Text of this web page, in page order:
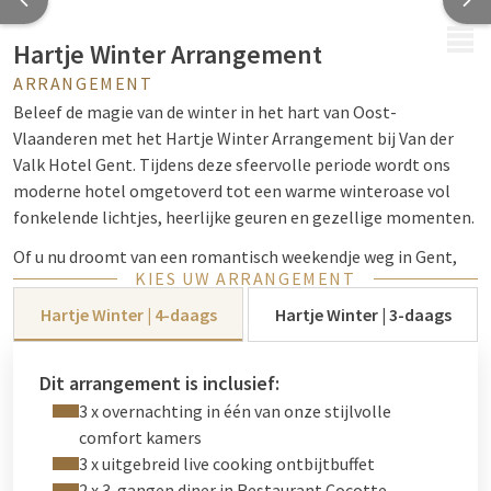
Hartje Winter Arrangement
ARRANGEMENT
Beleef de magie van de winter in het hart van Oost-
Vlaanderen met het Hartje Winter Arrangement bij Van der
Valk Hotel Gent. Tijdens deze sfeervolle periode wordt ons
moderne hotel omgetoverd tot een warme winteroase vol
fonkelende lichtjes, heerlijke geuren en gezellige momenten.
Of u nu droomt van een romantisch weekendje weg in Gent,
een kerstuitstap of een gezellig verblijf met het gezin, het
Hartje Winter Arrangement biedt alles voor een
onvergetelijke ervaring. U verblijft drie of vier dagen in ons
uitgebreid live cooking ontbijtbuffet en laat u twee avonden
verwennen in ons Restaurant Cocotte.
KIES UW ARRANGEMENT
Hartje Winter | 4-daags
Hartje Winter | 3-daags
Dit arrangement is inclusief:
3 x overnachting in één van onze stijlvolle
comfort kamers
3 x uitgebreid live cooking ontbijtbuffet